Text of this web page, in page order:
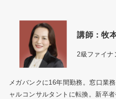
講師：牧
2級ファイナ
メガバンクに16年間勤務。窓口業
ャルコンサルタントに転換。新卒